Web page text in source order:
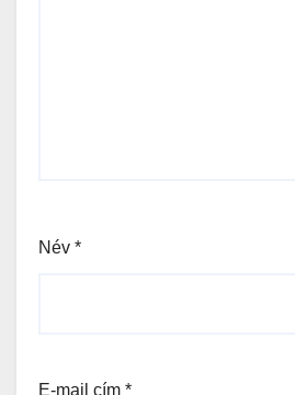
Név *
E-mail cím *